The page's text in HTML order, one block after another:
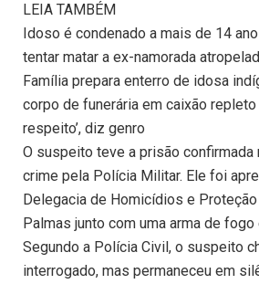
LEIA TAMBÉM
Idoso é condenado a mais de 14
tentar matar a ex-namorada
Família prepara enterro de idosa
corpo de funerária em caixão repleto
respeito’, diz genro
O suspeito teve a prisão confirmada
crime pela Polícia Militar. Ele foi
Delegacia de Homicídios e
Palmas junto com uma arma de
Segundo a Polícia Civil, o suspeito
interrogado, mas permaneceu em